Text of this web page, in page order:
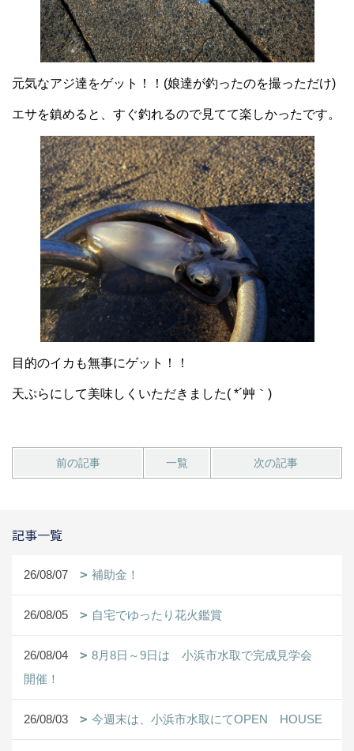
元気なアジ達をゲット！！(娘達が釣ったのを撮っただけ)
エサを鎮めると、すぐ釣れるので見てて楽しかったです。
目的のイカも無事にゲット！！
天ぷらにして美味しくいただきました( *´艸｀)
前の記事 一覧 次の記事
記事一覧
26/08/07 補助金！
26/08/05 自宅でゆったり花火鑑賞
26/08/04
8月8日～9日は 小浜市水取で完成見学会
開催！
26/08/03 今週末は、小浜市水取にてOPEN HOUSE